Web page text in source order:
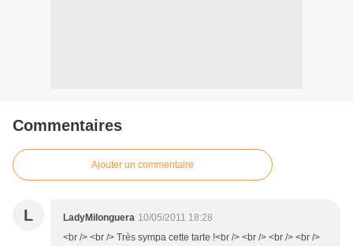
Commentaires
Ajouter un commentaire
L LadyMilonguera 10/05/2011 18:28
<br /> <br /> Très sympa cette tarte !<br /> <br /> <br /> <br />